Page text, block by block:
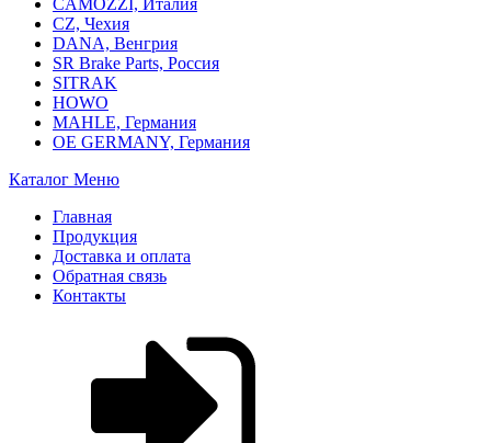
CAMOZZI, Италия
CZ, Чехия
DANA, Венгрия
SR Brake Parts, Россия
SITRAK
HOWO
MAHLE, Германия
OE GERMANY, Германия
Каталог Меню
Главная
Продукция
Доставка и оплата
Обратная связь
Контакты